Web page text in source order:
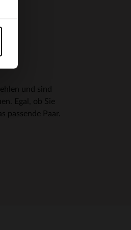
und sind
Egal, ob Sie
passende Paar.